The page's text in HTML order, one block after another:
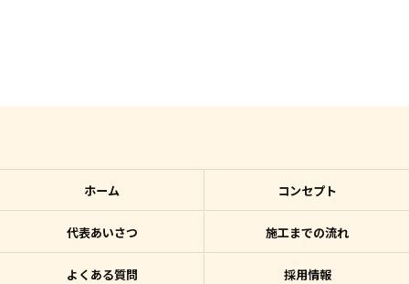
ホーム コンセプト
代表あいさつ 施工までの流れ
よくある質問 採用情報